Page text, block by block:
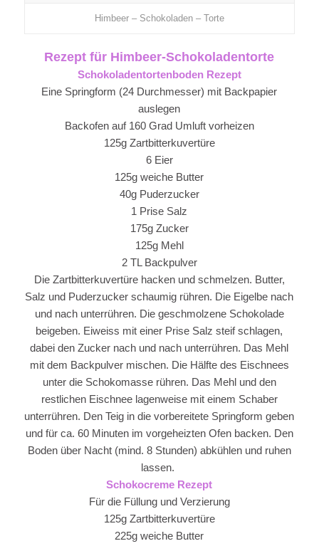
Himbeer – Schokoladen – Torte
Rezept für Himbeer-Schokoladentorte
Schokoladentortenboden Rezept
Eine Springform (24 Durchmesser) mit Backpapier
auslegen
Backofen auf 160 Grad Umluft vorheizen
125g Zartbitterkuvertüre
6 Eier
125g weiche Butter
40g Puderzucker
1 Prise Salz
175g Zucker
125g Mehl
2 TL Backpulver
Die Zartbitterkuvertüre hacken und schmelzen. Butter,
Salz und Puderzucker schaumig rühren. Die Eigelbe nach
und nach unterrühren. Die geschmolzene Schokolade
beigeben. Eiweiss mit einer Prise Salz steif schlagen,
dabei den Zucker nach und nach unterrühren. Das Mehl
mit dem Backpulver mischen. Die Hälfte des Eischnees
unter die Schokomasse rühren. Das Mehl und den
restlichen Eischnee lagenweise mit einem Schaber
unterrühren. Den Teig in die vorbereitete Springform geben
und für ca. 60 Minuten im vorgeheizten Ofen backen. Den
Boden über Nacht (mind. 8 Stunden) abkühlen und ruhen
lassen.
Schokocreme Rezept
Für die Füllung und Verzierung
125g Zartbitterkuvertüre
225g weiche Butter